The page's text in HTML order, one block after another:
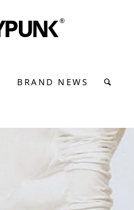
BRAND NEWS